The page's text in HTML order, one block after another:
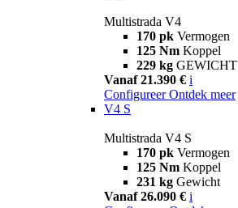
Multistrada V4
170 pk Vermogen
125 Nm Koppel
229 kg GEWICHT
Vanaf 21.390 € i
Configureer Ontdek meer
V4 S
Multistrada V4 S
170 pk Vermogen
125 Nm Koppel
231 kg Gewicht
Vanaf 26.090 € i